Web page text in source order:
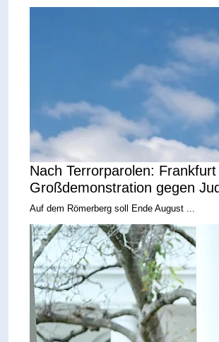
Nach Terrorparolen:
Großdemonstration gegen
Auf dem Römerberg soll Ende August ...